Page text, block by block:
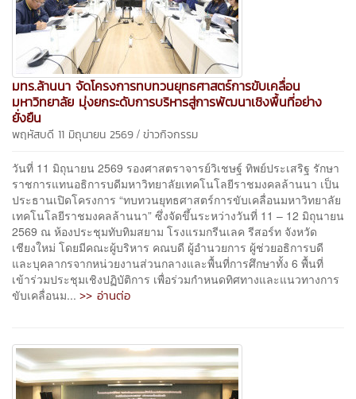
มทร.ล้านนา จัดโครงการทบทวนยุทธศาสตร์การขับเคลื่อน
มหาวิทยาลัย มุ่งยกระดับการบริหารสู่การพัฒนาเชิงพื้นที่อย่าง
ยั่งยืน
พฤหัสบดี 11 มิถุนายน 2569 / ข่าวกิจกรรม
วันที่ 11 มิถุนายน 2569 รองศาสตราจารย์วิเชษฐ์ ทิพย์ประเสริฐ รักษา
ราชการแทนอธิการบดีมหาวิทยาลัยเทคโนโลยีราชมงคลล้านนา เป็น
ประธานเปิดโครงการ “ทบทวนยุทธศาสตร์การขับเคลื่อนมหาวิทยาลัย
เทคโนโลยีราชมงคลล้านนา” ซึ่งจัดขึ้นระหว่างวันที่ 11 – 12 มิถุนายน
2569 ณ ห้องประชุมทับทิมสยาม โรงแรมกรีนเลค รีสอร์ท จังหวัด
เชียงใหม่ โดยมีคณะผู้บริหาร คณบดี ผู้อำนวยการ ผู้ช่วยอธิการบดี
และบุคลากรจากหน่วยงานส่วนกลางและพื้นที่การศึกษาทั้ง 6 พื้นที่
เข้าร่วมประชุมเชิงปฏิบัติการ เพื่อร่วมกำหนดทิศทางและแนวทางการ
ขับเคลื่อนม... >> อ่านต่อ